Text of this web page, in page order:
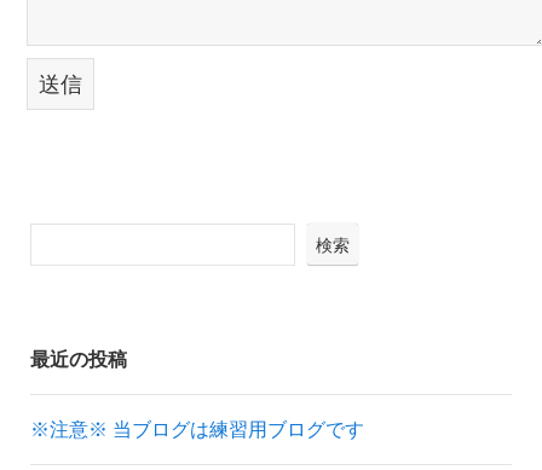
検索
最近の投稿
※注意※ 当ブログは練習用ブログです